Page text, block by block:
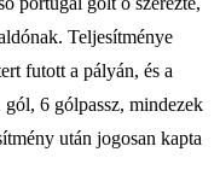
Teljesítménye
futott a pályán, és a
6 gólpassz, mindezek
után jogosan kapta